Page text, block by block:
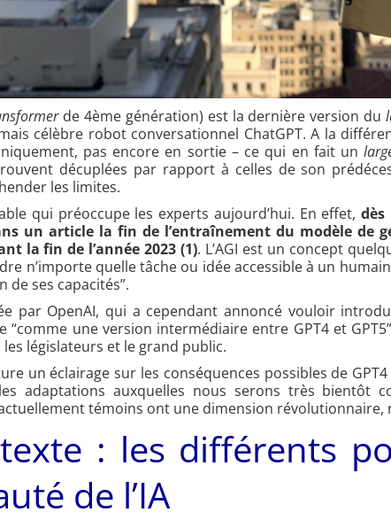
de 4ème génération) est la dernière version du
célèbre robot conversationnel ChatGPT. A la
pas encore en sortie – ce qui en fait un
décuplées par rapport à celles de son
les limites.
qui préoccupe les experts aujourd’hui. En effet,dès
un article la fin de l’entraînement du modèle de
la fin de l’année 2023 (1). L’AGI est un concept
n’importe quelle tâche ou idée accessible à un
de ses capacités”.
par OpenAI, qui a cependant annoncé vouloir
“comme une version intermédiaire entre GPT4 et
législateurs et le grand public.
un éclairage sur les conséquences possibles de
adaptations auxquelles nous serons très bientôt
témoins ont une dimension révolutionnaire,
: les différents
de l’IA